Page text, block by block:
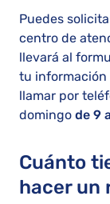
Puedes
centro de
llevará al
tu información
llamar por
domingo de 9
Cuánto
hacer un